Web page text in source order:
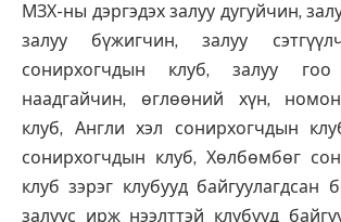
МЗХ-ны дэргэдэх залуу дугуйчин,
залуу бүжигчин, залуу
сонирхогчдын клуб, залуу
наадгайчин, өглөөний хүн,
клуб, Англи хэл сонирхогчдын
сонирхогчдын клуб, Хөлбөмбөг
клуб зэрэг клубууд байгуулагдсан
залуус ирж нээлттэй клубууд